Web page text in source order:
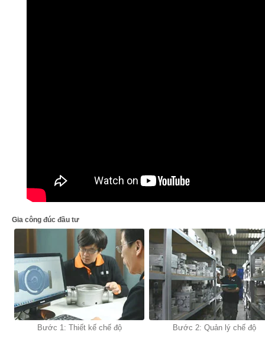
Gia công đúc đầu tư
Bước 1: Thiết kế chế độ Bước 2: Quản lý chế độ